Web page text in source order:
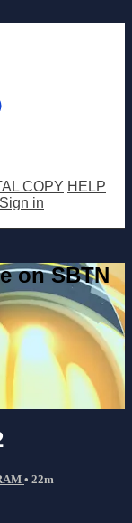
COPY HELP
Sign in
on SBTN
• 22m